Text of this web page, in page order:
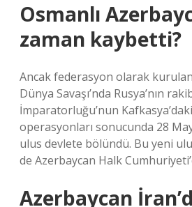
Osmanlı
zaman kaybetti?
Ancak federasyon olarak
Dünya Savaşı’nda Rusya’nın
İmparatorluğu’nun
operasyonları sonucunda 28
ulus devlete bölündü. Bu yeni
de Azerbaycan Halk
Azerbaycan